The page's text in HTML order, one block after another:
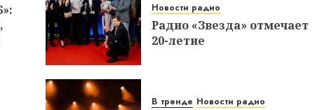
Новости радио
Радио «Звезда» отмечает
20-летие
В тренде Новости радио